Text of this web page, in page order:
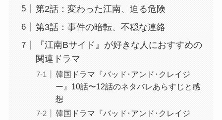
第2話：変わった江南、迫る危険
第3話：事件の暗転、不穏な連絡
『江南Bサイド』が好きな人におすすめの
関連ドラマ
韓国ドラマ『バッド･アンド･クレイジ
ー』10話〜12話のネタバレあらすじと感
想
韓国ドラマ『バッド･アンド･クレイジ